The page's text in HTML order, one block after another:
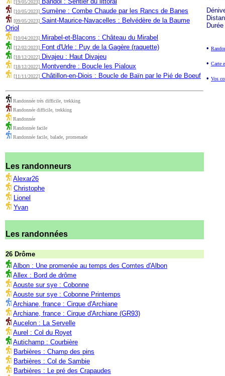
[19/05/2023]
[10/05/2023] Sumène : Combe Chaude par les Rancs de Banes
[09/05/2023] Saint-Maurice-Navacelles : Belvédère de la Baume
Oriol
[10/04/2023] Mirabel-et-Blacons : Château du Mirabel
[12/02/2023] Font d'Urle : Puy de la Gagère (raquette)
[18/12/2022] Divajeu : Haut Divajeu
[18/12/2022] Montvendre : Boucle les Pialoux
[11/11/2022] Châtillon-en-Diois : Boucle de Baïn par le Pié de Boeuf
Randonnée très difficile, trekking
Randonnée difficile, trekking
Randonnée
Randonnée facile
Randonnée facile, balade, promenade
Les randonneurs
Alexar26
Christophe
Lionel
Yvan
Les randonnées
26 Drôme
Albon : Une promenée au temps des Comtes d'Albon
Allex : Bord de drôme
Aouste sur sye : Cobonne
Aouste sur sye : Cobonne Printemps
Archiane, france : Cirque d'Archiane
Archiane, france : Cirque d'Archiane (GR93)
Aucelon : La Servelle
Aurel : Col du Royet
Autichamp : Courbière
Barbières : Champ des pins
Barbières : Col de Sambie
Barbières : Le pré des Crapaudes
•
• Carte
• Vos